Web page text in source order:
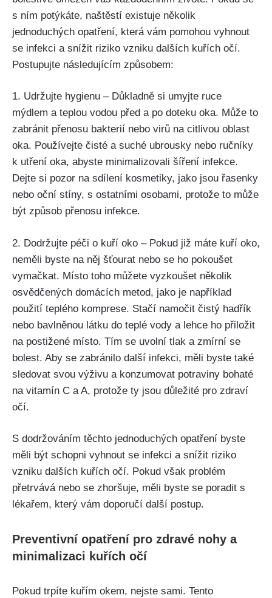
s ním potýkáte, naštěstí existuje několik
jednoduchých opatření, která vám pomohou vyhnout
se‌ infekci ‍a snížit riziko vzniku dalších kuřích očí.
Postupujte následujícím způsobem:
1. Udržujte⁤ hygienu – Důkladně‌ si‌ umyjte ruce
mýdlem a teplou⁢ vodou před a⁢ po⁣ doteku oka.‌ Může to
zabránit přenosu bakterií nebo virů ⁤na citlivou oblast
oka.⁢ Používejte‌ čisté a ‍suché ubrousky nebo ‍ručníky
k utření oka, abyste‌ minimalizovali šíření infekce.
Dejte si pozor na ​sdílení ⁢kosmetiky, jako ⁣jsou řasenky‍
nebo oční stíny, s ​ostatními osobami, protože to ⁤může​
být způsob přenosu infekce.
2. Dodržujte péči o kuří oko – ‌Pokud již máte kuří oko,⁢
neměli byste na něj šťourat nebo se ho ​pokoušet
vymačkat.​ Místo‍ toho můžete vyzkoušet ⁤několik
⁢osvědčených‍ domácích‌ metod, jako je například
použití‍ teplého komprese. Stačí namočit čistý hadřík
nebo bavlněnou látku do teplé vody a lehce ho přiložit
na postižené místo. Tím se uvolní ⁤tlak‍ a⁢ zmírní ​se
bolest. Aby‌ se⁢ zabránilo ⁤další infekci, měli ⁣byste také
⁣sledovat svou výživu​ a konzumovat potraviny bohaté ​
na vitamín ‌C a⁤ A, protože ty jsou důležité pro zdraví
očí.
S dodržováním⁤ těchto jednoduchých opatření ‍byste
měli být​ schopni vyhnout ​se infekci a snížit riziko
vzniku dalších kuřích očí.⁣ Pokud však problém
přetrvává ‍nebo se zhoršuje, měli byste se poradit s
lékařem, který vám doporučí další ⁤postup.
Preventivní ‍opatření pro zdravé nohy a⁢
minimalizaci kuřích očí
Pokud trpíte kuřím ​okem,​ nejste ‍sami. Tento